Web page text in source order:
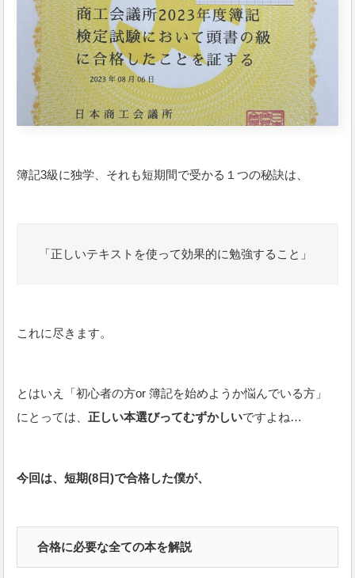
簿記3級に独学、それも短期間で受かる１つの秘訣は、
「正しいテキストを使って効果的に勉強すること」
これに尽きます。
とはいえ「初心者の方or 簿記を始めようか悩んでいる方」
にとっては、 正しい本選びってむずかしいですよね…
今回は、短期(8日)で合格した僕が、
合格に必要な全ての本を解説